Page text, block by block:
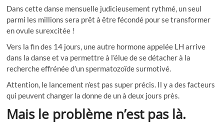
Dans cette danse mensuelle judicieusement rythmé, un seul
parmi les millions sera prêt à être fécondé pour se transformer
en ovule surexcitée !
Vers la fin des 14 jours, une autre hormone appelée LH arrive
dans la danse et va permettre à l’élue de se détacher à la
recherche effrénée d’un spermatozoïde surmotivé.
Attention, le lancement n’est pas super précis. Il y a des facteurs
qui peuvent changer la donne de un à deux jours près.
Mais le problème n’est pas là.